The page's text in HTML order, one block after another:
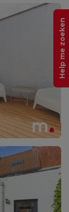
Help me zoeken